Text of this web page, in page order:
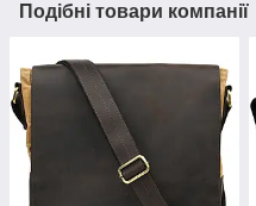
Подібні товари компанії